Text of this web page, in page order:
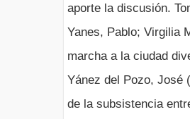
aporte la discusión.
Yanes, Pablo; Virgilia
marcha a la ciudad
Yánez del Pozo, José
de la subsistencia